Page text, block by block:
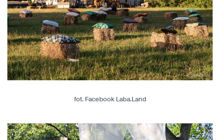
fot. Facebook Laba.Land